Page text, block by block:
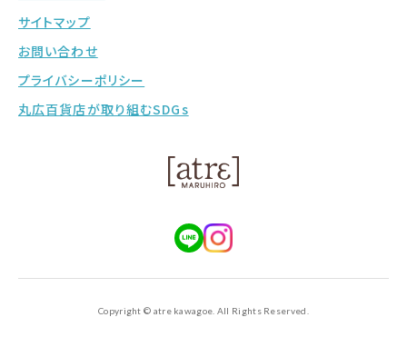
サイトマップ
お問い合わせ
プライバシーポリシー
丸広百貨店が取り組むSDGs
Copyright © atre kawagoe. All Rights Reserved.